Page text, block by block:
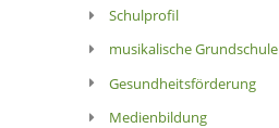
Schulprofil
musikalische Grundschule
Gesundheitsförderung
Medienbildung